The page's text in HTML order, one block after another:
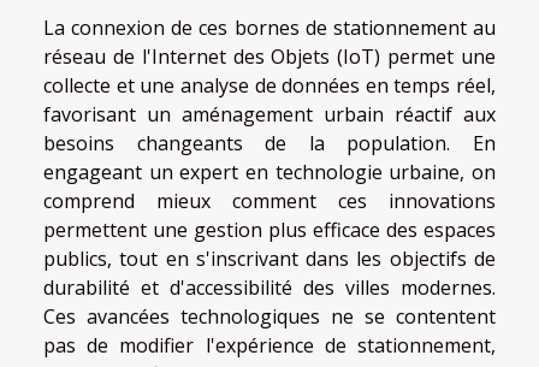
La connexion de ces bornes de stationnement au
réseau de l'Internet des Objets (IoT) permet une
collecte et une analyse de données en temps réel,
favorisant un aménagement urbain réactif aux
besoins changeants de la population. En
engageant un expert en technologie urbaine, on
comprend mieux comment ces innovations
permettent une gestion plus efficace des espaces
publics, tout en s'inscrivant dans les objectifs de
durabilité et d'accessibilité des villes modernes.
Ces avancées technologiques ne se contentent
pas de modifier l'expérience de stationnement,